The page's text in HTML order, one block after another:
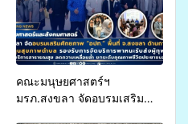
คณะมนุษยศาสตร์ฯ
มรภ.สงขลา จัดอบรมเสริม